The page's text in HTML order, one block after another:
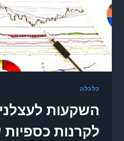
כלכלה
השקעות
לקרנות